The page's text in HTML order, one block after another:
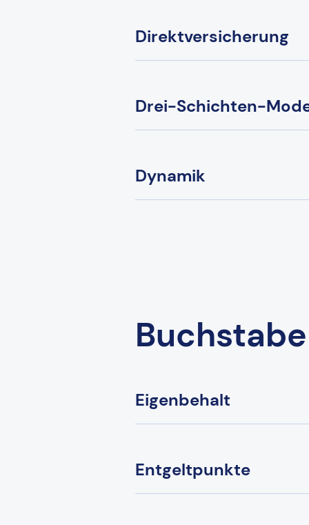
Direktversicherung
Drei-Schichten-
Dynamik
Eigenbehalt
Entgeltpunkte